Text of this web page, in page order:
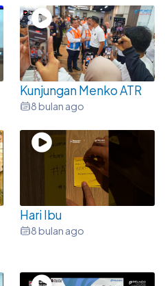
Kunjungan Menko ATR
8 bulan ago
Hari Ibu
8 bulan ago